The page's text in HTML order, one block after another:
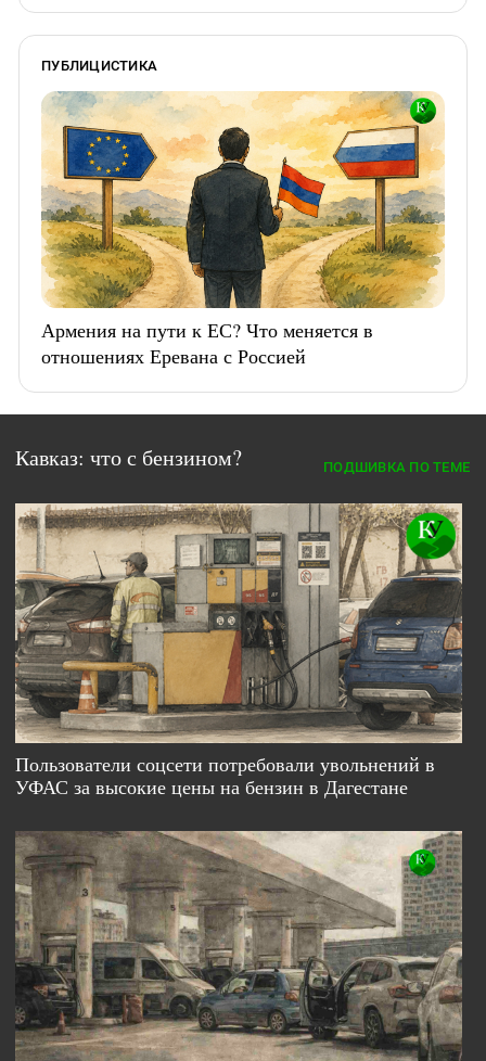
ПУБЛИЦИСТИКА
Армения на пути к ЕС? Что меняется в
отношениях Еревана с Россией
Кавказ: что с бензином? ПОДШИВКА ПО ТЕМЕ
Пользователи соцсети потребовали увольнений в
УФАС за высокие цены на бензин в Дагестане